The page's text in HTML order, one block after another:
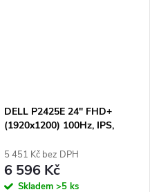
DELL P2425E 24" FHD+
(1920x1200) 100Hz, IPS,
HDMI, DP, USB-C, RJ45,
Black, 3Y
5 451 Kč bez DPH
6 596 Kč
Skladem >5 ks